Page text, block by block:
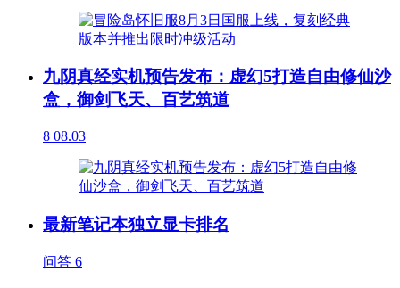
九阴真经实机预告发布：虚幻5打造自由修仙沙
盒，御剑飞天、百艺筑道
8 08.03
最新笔记本独立显卡排名
问答 6